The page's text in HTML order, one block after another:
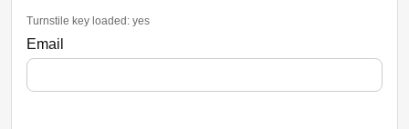
Turnstile key loaded: yes
Email